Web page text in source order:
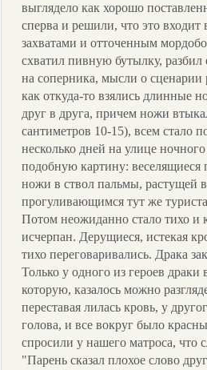
выглядело как хорошо
сперва и решили, что это
захватами и отточенным
схватил пивную бутылку,
на соперника, мысли о сценарии
как откуда-то взялись длинные
друг в друга, причем ножи
сантиметров 10-15), всем стало
несколько дней на улице
подобную картину:
ножи в ствол пальмы, растущей
прогуливающимся тут же
Потом неожиданно стало тихо и
исчерпан. Дерущиеся, истекая
тихо переговаривались. Драка
Только у одного из героев драки
которую, казалось можно
переставая лилась кровь, у
голова, и все вокруг было
спросили у нашего матроса, что
"Парень сказал плохое слово